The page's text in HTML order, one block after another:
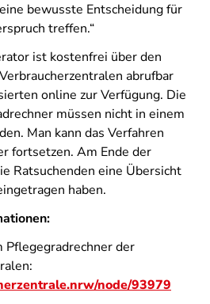
bewusste Entscheidung für
treffen.“
ist kostenfrei über den
abrufbar
online zur Verfügung. Die
müssen nicht in einem
Man kann das Verfahren
fortsetzen. Am Ende der
Ratsuchenden eine Übersicht
haben.
Pflegegradrechner der
node/93979